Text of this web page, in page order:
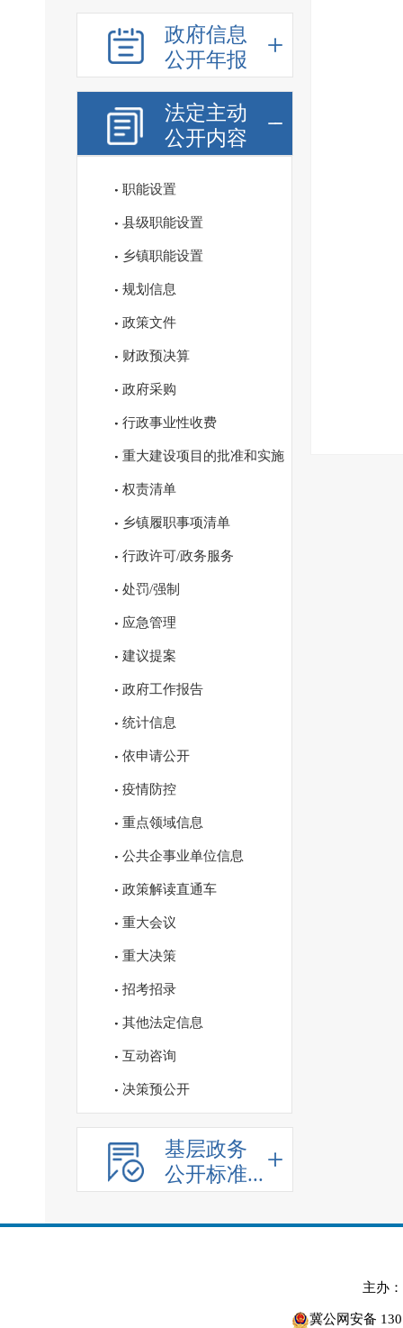
政府信息
公开年报
法定主动
公开内容
职能设置
县级职能设置
乡镇职能设置
规划信息
政策文件
财政预决算
政府采购
行政事业性收费
重大建设项目的批准和实施
权责清单
乡镇履职事项清单
行政许可/政务服务
处罚/强制
应急管理
建议提案
政府工作报告
统计信息
依申请公开
疫情防控
重点领域信息
公共企事业单位信息
政策解读直通车
重大会议
重大决策
招考招录
其他法定信息
互动咨询
决策预公开
基层政务
公开标准...